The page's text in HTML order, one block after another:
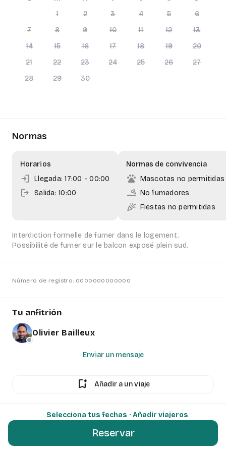
1
2 3 4 5
6
7
8 9 10 11 12
13
14
15 16 17 18 19
20
21
22 23 24 25 26
27
28
29 30
Normas
Horarios
login Llegada: 17:00 - 00:00
logout Salida: 10:00
Normas de convivencia
pets Mascotas no permitidas
smoking_rooms No fumadores
celebration Fiestas no permitidas
Interdiction formelle de fumer dans le logement.
Possibilité de fumer sur le balcon exposé plein sud.
Número de registro: 0000000000000
Tu anfitrión
Olivier Bailleux
Enviar un mensaje
bookmark_add Añadir a un viaje
Selecciona tus fechas · Añadir viajeros
Reservar